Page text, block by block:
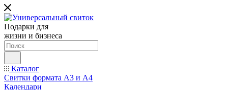
Подарки для
жизни и бизнеса
Каталог
Свитки формата А3 и А4
Календари